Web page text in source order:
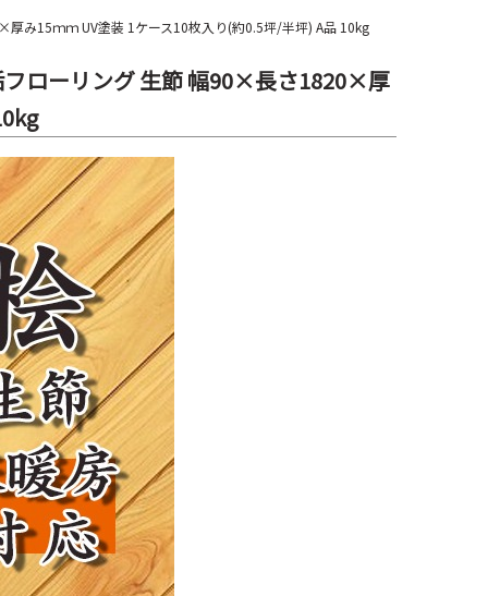
み15ｍｍ UV塗装 1ケース10枚入り(約0.5坪/半坪) A品 10kg
フローリング 生節 幅90×長さ1820×厚